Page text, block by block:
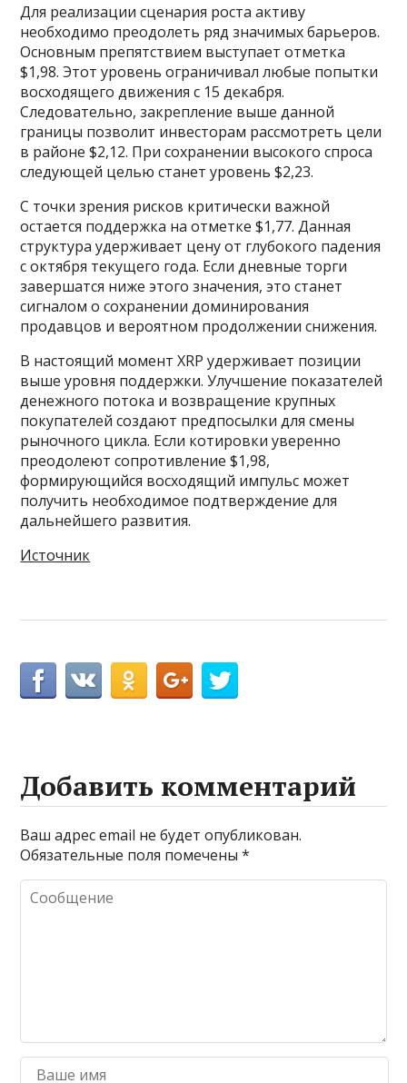
Для реализации сценария роста активу
необходимо преодолеть ряд значимых барьеров.
Основным препятствием выступает отметка
$1,98. Этот уровень ограничивал любые попытки
восходящего движения с 15 декабря.
Следовательно, закрепление выше данной
границы позволит инвесторам рассмотреть цели
в районе $2,12. При сохранении высокого спроса
следующей целью станет уровень $2,23.
С точки зрения рисков критически важной
остается поддержка на отметке $1,77. Данная
структура удерживает цену от глубокого падения
с октября текущего года. Если дневные торги
завершатся ниже этого значения, это станет
сигналом о сохранении доминирования
продавцов и вероятном продолжении снижения.
В настоящий момент XRP удерживает позиции
выше уровня поддержки. Улучшение показателей
денежного потока и возвращение крупных
покупателей создают предпосылки для смены
рыночного цикла. Если котировки уверенно
преодолеют сопротивление $1,98,
формирующийся восходящий импульс может
получить необходимое подтверждение для
дальнейшего развития.
Источник
Добавить комментарий
Ваш адрес email не будет опубликован.
Обязательные поля помечены*